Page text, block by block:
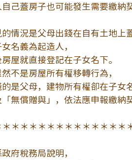
己蓋房子也可能發生需要繳納
情況是父母出錢在自有土地上
名義為起造人，
屋就直接登記在子女名下。
不是房屋所有權移轉行為，
是父母，建物所有權卻在子女
無償贈與」，依法應申報繳納
＊＊＊＊＊＊＊＊＊＊＊＊＊＊
府稅務局說明，